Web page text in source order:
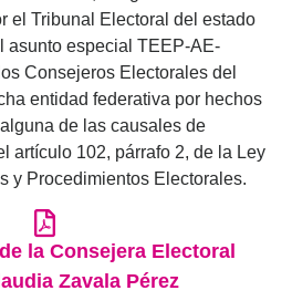
el Tribunal Electoral del estado
asunto especial TEEP-AE-
Consejeros Electorales del
entidad federativa por hechos
de las causales de
artículo 102, párrafo 2, de la Ley
y Procedimientos Electorales.
la Consejera Electoral
Zavala Pérez